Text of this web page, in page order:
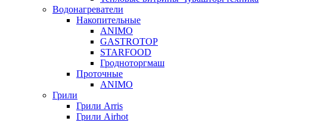
Водонагреватели
Накопительные
ANIMO
GASTROTOP
STARFOOD
Гродноторгмаш
Проточные
ANIMO
Грили
Грили Arris
Грили Airhot